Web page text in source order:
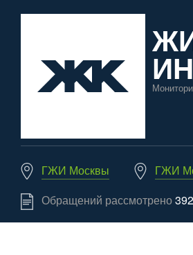
ГЖИ Москвы ГЖИ
Обращений рассмотрено